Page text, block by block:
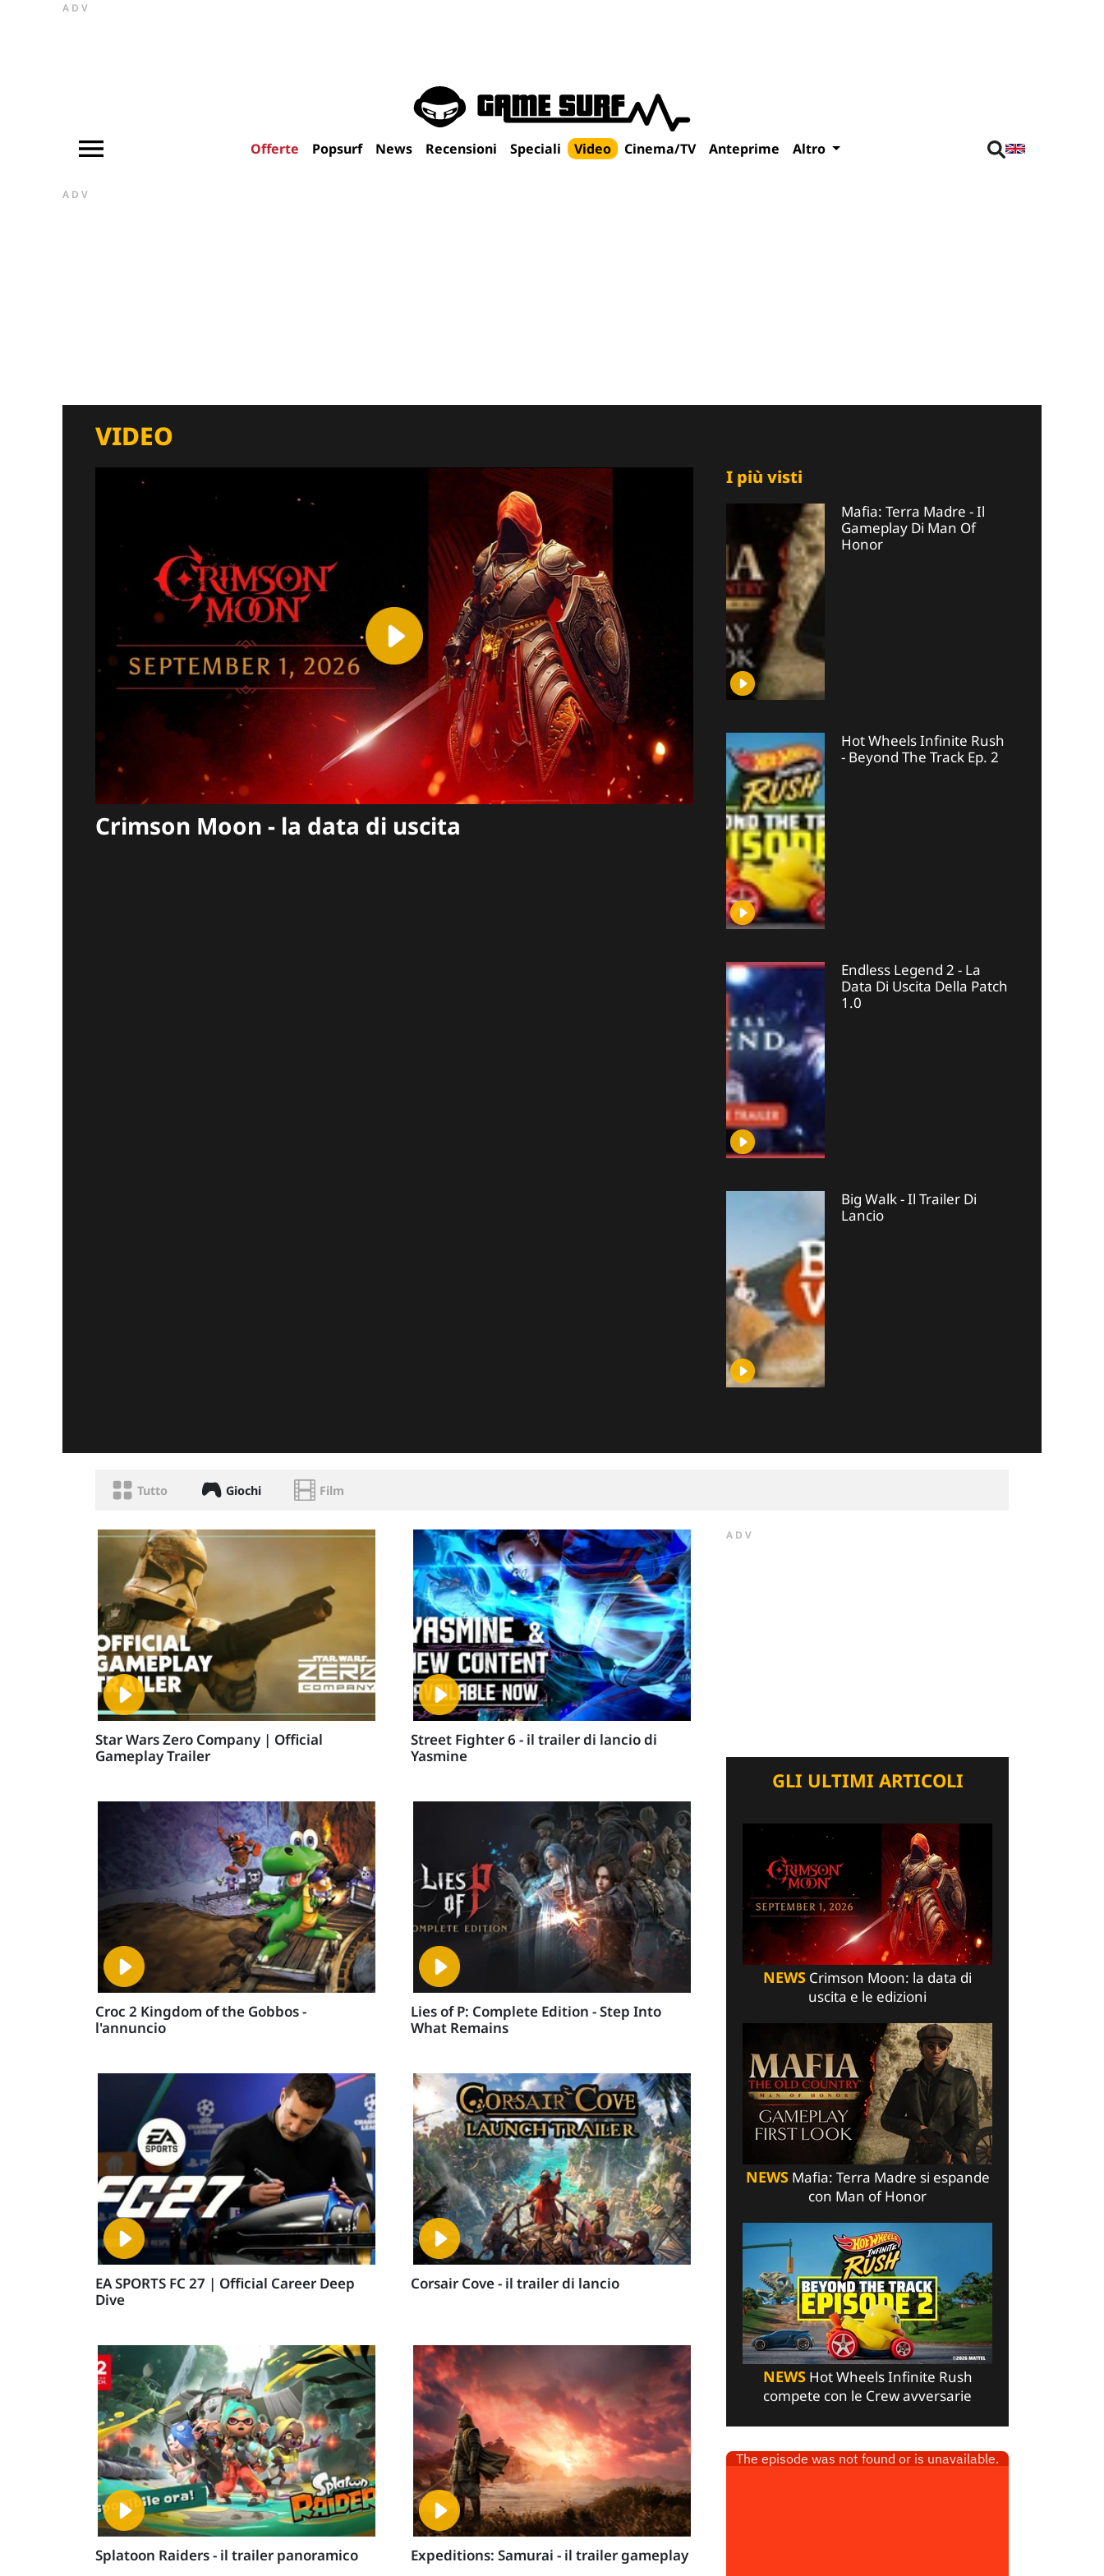
ADV
Offerte Popsurf News Recensioni Speciali Video Cinema/TV Anteprime Altro
ADV
VIDEO
Play
Video
Crimson Moon - la data di uscita
I più visti
Mafia: Terra Madre - Il
Gameplay Di Man Of
Honor
Hot Wheels Infinite Rush
- Beyond The Track Ep. 2
Endless Legend 2 - La
Data Di Uscita Della Patch
1.0
Big Walk - Il Trailer Di
Lancio
Tutto Giochi Film
Star Wars Zero Company | Official
Gameplay Trailer
Street Fighter 6 - il trailer di lancio di
Yasmine
Croc 2 Kingdom of the Gobbos -
l'annuncio
Lies of P: Complete Edition - Step Into
What Remains
EA SPORTS FC 27 | Official Career Deep
Dive
Corsair Cove - il trailer di lancio
Splatoon Raiders - il trailer panoramico Expeditions: Samurai - il trailer gameplay
ADV
GLI ULTIMI ARTICOLI
NEWS Crimson Moon: la data di
uscita e le edizioni
NEWSMafia: Terra Madre si espande
con Man of Honor
NEWSHot Wheels Infinite Rush
compete con le Crew avversarie